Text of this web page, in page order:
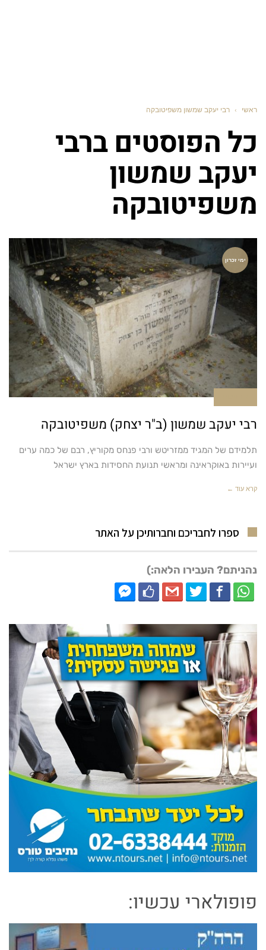
ראשי › רבי יעקב שמשון משפיטובקה
כל הפוסטים ברבי
יעקב שמשון
משפיטובקה
ימי זכרון
רבי יעקב שמשון (ב"ר יצחק) משפיטובקה
תלמידם של המגיד ממזריטש ורבי פנחס מקוריץ, רבם של כמה ערים
ועיירות באוקראינה ומראשי תנועת החסידות בארץ ישראל
קרא עוד ←
ספרו לחבריכם וחברותיכן על האתר
נהניתם? העבירו הלאה:)
פופולארי עכשיו: